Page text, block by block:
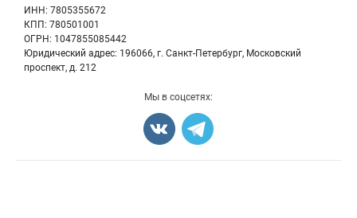
ИНН: 7805355672
КПП: 780501001
ОГРН: 1047855085442
Юридический адрес: 196066, г. Санкт-Петербург, Московский
проспект, д. 212
Мы в соцсетях: